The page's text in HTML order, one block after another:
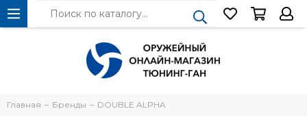
Главная Бренды DOUBLE ALPHA